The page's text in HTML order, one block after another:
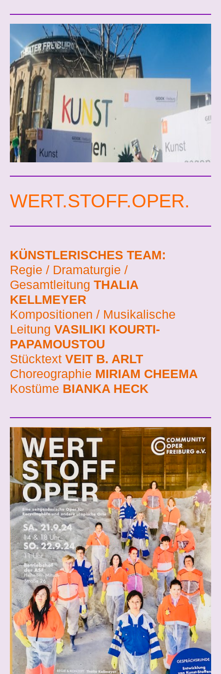
WERT.STOFF.OPER.
KÜNSTLERISCHES TEAM:
Regie / Dramaturgie /
Gesamtleitung THALIA
KELLMEYER
Kompositionen / Musikalische
Leitung VASILIKI KOURTI-
PAPAMOUSTOU
Stücktext VEIT B. ARLT
Choreographie MIRIAM CHEEMA
Kostüme BIANKA HECK